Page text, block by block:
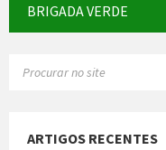
BRIGADA VERDE
ARTIGOS RECENTES